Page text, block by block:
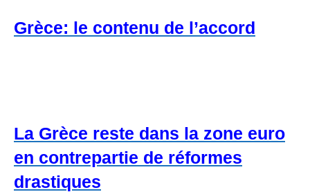
Grèce: le contenu de l’accord
La Grèce reste dans la zone euro
en contrepartie de réformes
drastiques